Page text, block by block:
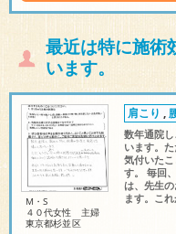
最近は特に施術
います。
M・S
４０代女性 主婦
東京都杉並区
肩こり ,
数年通院
います。
気付いた
す。 毎回
は、先生
ます。こ